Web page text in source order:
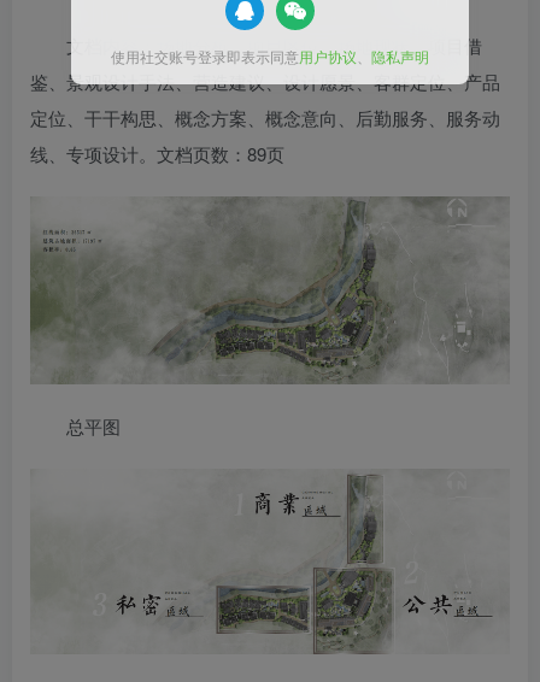
文档内容：场地分析、项目区位、场地现状、项目借
鉴、景观设计手法、营造建议、设计愿景、客群定位、产品
定位、干干构思、概念方案、概念意向、后勤服务、服务动
线、专项设计。文档页数：89页
总平图
使用社交账号登录即表示同意用户协议 隐私声明